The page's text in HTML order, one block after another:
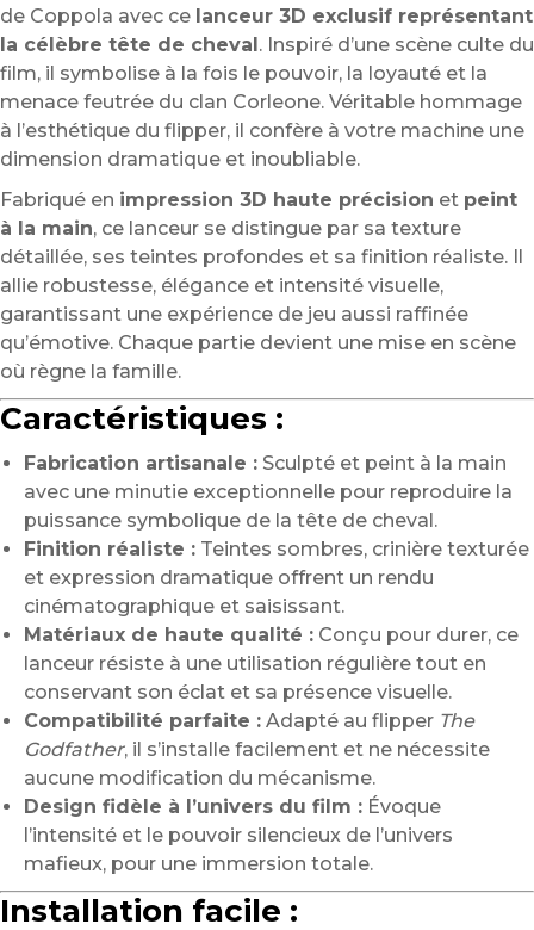
de Coppola avec ce lanceur 3D exclusif représentant
la célèbre tête de cheval. Inspiré d’une scène culte du
film, il symbolise à la fois le pouvoir, la loyauté et la
menace feutrée du clan Corleone. Véritable hommage
à l’esthétique du flipper, il confère à votre machine une
dimension dramatique et inoubliable.
Fabriqué en impression 3D haute précision et peint
à la main, ce lanceur se distingue par sa texture
détaillée, ses teintes profondes et sa finition réaliste. Il
allie robustesse, élégance et intensité visuelle,
garantissant une expérience de jeu aussi raffinée
qu’émotive. Chaque partie devient une mise en scène
où règne la famille.
Caractéristiques :
Fabrication artisanale : Sculpté et peint à la main
avec une minutie exceptionnelle pour reproduire la
puissance symbolique de la tête de cheval.
Finition réaliste : Teintes sombres, crinière texturée
et expression dramatique offrent un rendu
cinématographique et saisissant.
Matériaux de haute qualité : Conçu pour durer, ce
lanceur résiste à une utilisation régulière tout en
conservant son éclat et sa présence visuelle.
Compatibilité parfaite : Adapté au flipper The
Godfather, il s’installe facilement et ne nécessite
aucune modification du mécanisme.
Design fidèle à l’univers du film : Évoque
l’intensité et le pouvoir silencieux de l’univers
mafieux, pour une immersion totale.
Installation facile :